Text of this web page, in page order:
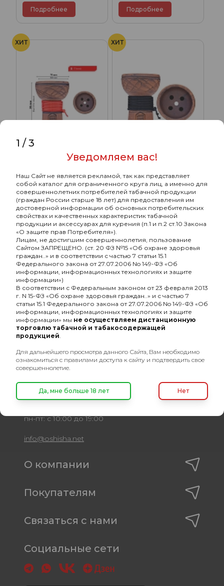
Подробнее Подробнее
ХИТ
Чашка Japona Turkish
red
1300₽
Подробнее
ХИТ
Чашка Japona Turkish
black
1300₽
Подробнее
товаров для кальяна
8 (800) 222-82-00
пн-пт: с 10:00 до 19:00
info@oshisha.net
О компании
Покупателям
Связаться с нами
Социальные сети
1 /3
Уведомляем вас!
Наш Сайт не является рекламой, так как представляет
собой каталог для ограниченного круга лиц, а именно для
совершеннолетних потребителей табачной продукции
(граждан России старше 18 лет) для предоставления им
достоверной информации об основных потребительских
свойствах и качественных характеристик табачной
продукции и аксессуарах для курения (п.1 и п.2 ст.10 Закона
«О защите прав Потребителя»).
Лицам, не достигшим совершеннолетия, пользование
Сайтом ЗАПРЕЩЕНО. (ст. 20 ФЗ №15 «Об охране здоровья
граждан..» и в соответствии с частью 7 статьи 15.1
Федерального закона от 27.07.2006 No 149-ФЗ «Об
информации, информационных технологиях и защите
информации»)
В соответствии с Федеральным законом от 23 февраля 2013
г. N 15-ФЗ «Об охране здоровья граждан..» и с частью 7
статьи 15.1 Федерального закона от 27.07.2006 No 149-ФЗ «Об
информации, информационных технологиях и защите
информации» мы не осуществляем дистанционную
торговлю табачной и табакосодержащей
продукцией
Для дальнейшего просмотра данного Сайта, Вам необходимо
ознакомиться с правилами доступа к сайту и подтвердить свое
совершеннолетие.
Да, мне больше 18 лет Нет